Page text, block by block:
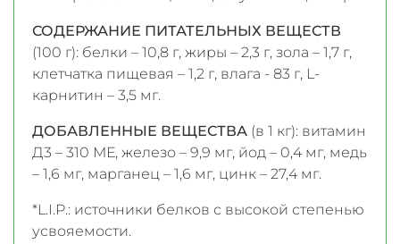
СОДЕРЖАНИЕ ПИТАТЕЛЬНЫХ ВЕЩЕСТВ
(100 г): белки – 10,8 г, жиры – 2,3 г, зола – 1,7 г,
клетчатка пищевая – 1,2 г, влага - 83 г, L-
карнитин – 3,5 мг.
ДОБАВЛЕННЫЕ ВЕЩЕСТВА (в 1 кг): витамин
Д3 – 310 МЕ, железо – 9,9 мг, йод – 0,4 мг, медь
– 1,6 мг, марганец – 1,6 мг, цинк – 27,4 мг.
*L.I.P.: источники белков с высокой степенью
усвояемости.